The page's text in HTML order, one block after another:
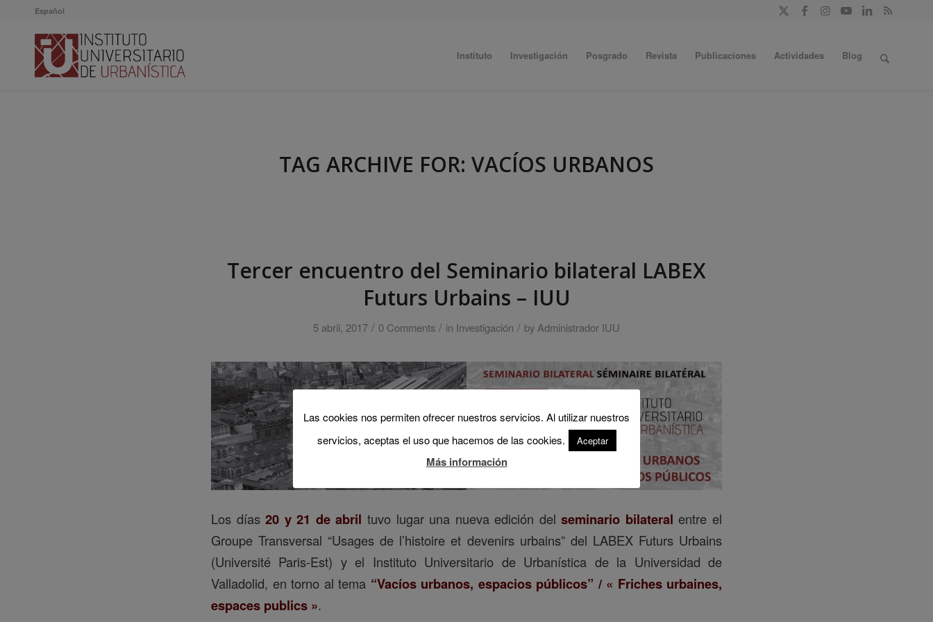
Español
Instituto Investigación Posgrado Revista Publicaciones Actividades Blog
TAG ARCHIVE FOR: VACÍOS URBANOS
Tercer encuentro del Seminario bilateral LABEX
Futurs Urbains – IUU
5 abril, 2017 / 0 Comments / in Investigación / by Administrador IUU
Los días20 y 21 de abril tuvo lugar una nueva edición delseminario bilateral entre el
Groupe Transversal “Usages de l’histoire et devenirs urbains” del LABEX Futurs Urbains
(Université Paris-Est) y el Instituto Universitario de Urbanística de la Universidad de
Valladolid, en torno al tema “Vacíos urbanos, espacios públicos” / « Friches urbaines,
espaces publics ».
Las cookies nos permiten ofrecer nuestros servicios. Al utilizar nuestros
servicios, aceptas el uso que hacemos de las cookies.
Aceptar
Más información